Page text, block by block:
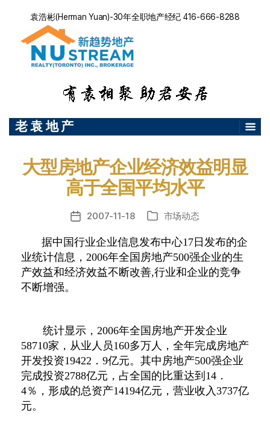
袁浩彬(Herman Yuan)-30年全职地产经纪 416-666-8288
老 袁 地 产
大型房地产企业经济效益明显
高于全国平均水平
发
日
2007-11-18
分 市场动态
据中国行业企业信息发布中心17日发布的企
业统计信息，2006年全国房地产500强企业的生
产效益和经济效益不断改善,行业和企业的竞争
不断增强。
统计显示，2006年全国房地产开发企业
58710家，从业人员160多万人，全年完成房地产
开发投资19422．9亿元。其中房地产500强企业
完成投资2788亿元，占全国的比重达到14．
4％，形成的总资产14194亿元，营业收入3737亿
元。